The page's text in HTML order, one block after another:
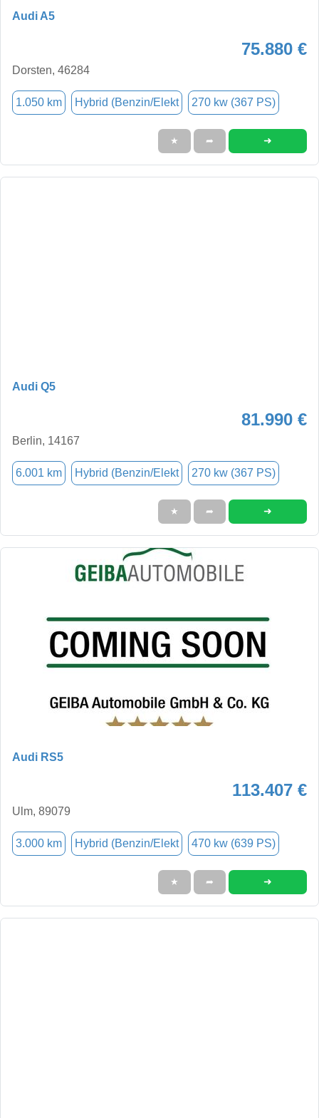
Audi A5
75.880 €
Dorsten, 46284
1.050 km Hybrid (Benzin/Elekt 270 kw (367 PS)
★ ➦ ➜
Audi Q5
81.990 €
Berlin, 14167
6.001 km Hybrid (Benzin/Elekt 270 kw (367 PS)
★ ➦ ➜
Audi RS5
113.407 €
Ulm, 89079
3.000 km Hybrid (Benzin/Elekt 470 kw (639 PS)
★ ➦ ➜